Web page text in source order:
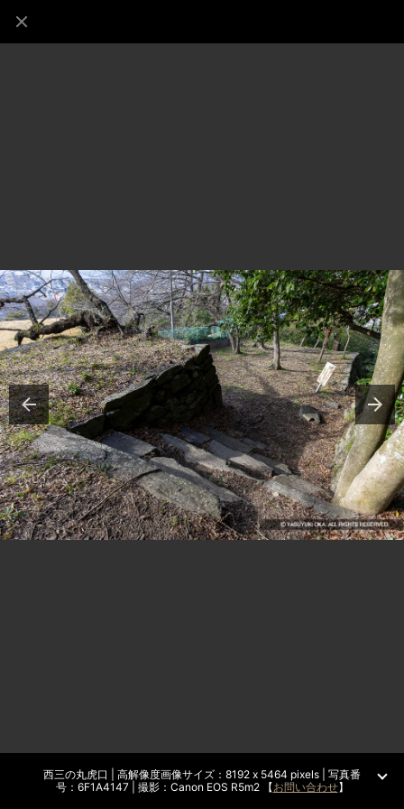
西三の丸虎口 | 高解像度画像サイズ：8192 x 5464 pixels | 写真番
号：6F1A4147 | 撮影：Canon EOS R5m2 【お問い合わせ】